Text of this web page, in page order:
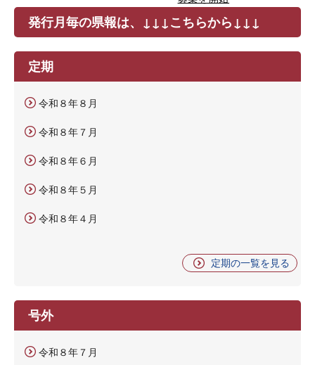
発行月毎の県報は、↓↓↓こちらから↓↓↓
定期
令和８年８月
令和８年７月
令和８年６月
令和８年５月
令和８年４月
定期の一覧を見る
号外
令和８年７月